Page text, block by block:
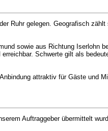
Ruhr gelegen. Geografisch
sowie aus Richtung Iserlohn
Schwerte gilt als
attraktiv für Gäste und
Auftraggeber übermittelt